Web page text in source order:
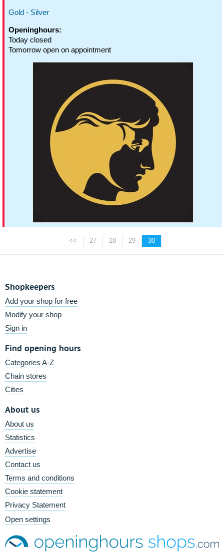
Gold - Silver
Openinghours:
Today closed
Tomorrow open on appointment
<< 27 28 29 30
Shopkeepers
Add your shop for free
Modify your shop
Sign in
Find opening hours
Categories A-Z
Chain stores
Cities
About us
About us
Statistics
Advertise
Contact us
Terms and conditions
Cookie statement
Privacy Statement
Open settings